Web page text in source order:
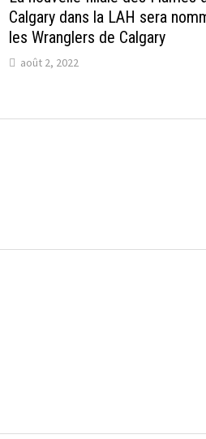
Calgary dans la LAH sera
les Wranglers de Calgary
août 2, 2022